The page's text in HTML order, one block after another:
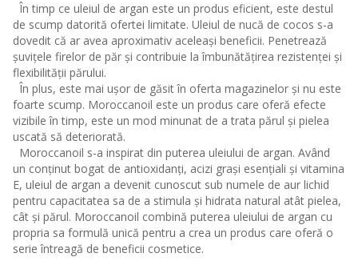
În timp ce uleiul de argan este un produs eficient, este destul
de scump datorită ofertei limitate. Uleiul de nucă de cocos s-a
dovedit că ar avea aproximativ aceleași beneficii. Penetrează
șuvițele firelor de păr și contribuie la îmbunătățirea rezistenței și
flexibilității părului.
În plus, este mai ușor de găsit în oferta magazinelor și nu este
foarte scump. Moroccanoil este un produs care oferă efecte
vizibile în timp, este un mod minunat de a trata părul și pielea
uscată să deteriorată.
Moroccanoil s-a inspirat din puterea uleiului de argan. Având
un conținut bogat de antioxidanți, acizi grași esențiali și vitamina
E, uleiul de argan a devenit cunoscut sub numele de aur lichid
pentru capacitatea sa de a stimula și hidrata natural atât pielea,
cât și părul. Moroccanoil combină puterea uleiului de argan cu
propria sa formulă unică pentru a crea un produs care oferă o
serie întreagă de beneficii cosmetice.